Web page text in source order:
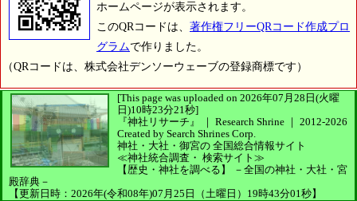
ホームページが表示されます。
このQRコードは、 著作権フリーQRコード作成プロ
グラムで作りました。
（QRコードは、株式会社デンソーウェーブの登録商標です）
[This page was uploaded on 2026年07月28日(火曜
日)10時23分21秒]
『神社リサーチ』 ｜ Research Shrine ｜ 2012-2026
Created by Search Shrines Corp.
神社・大社・御宮の 全国総合情報サイト
≪神社統合調査・ 検索サイト≫
【歴史・神社を調べる】
－全国の神社・大社・宮
殿辞典－
【更新日時：2026年(令和08年)07月25日（土曜日）19時43分01秒】